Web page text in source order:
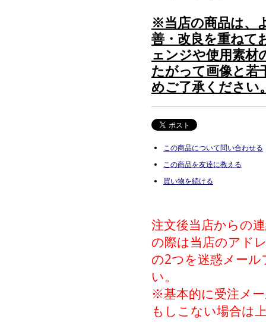
※当店の商品は、
善・改良を重ねて
ェンジや使用素
たがって画像と若
めご了承ください
この商品について問い合わせる
この商品を友達に教える
買い物を続ける
注文後当店からの
の際は当店のアド
の2つを迷惑メー
い。
※基本的に受注メ
もしこない場合は